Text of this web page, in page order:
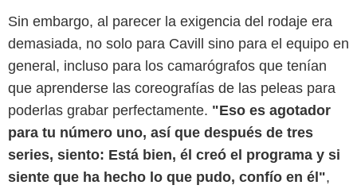
Sin embargo, al parecer la exigencia del rodaje era
demasiada, no solo para Cavill sino para el equipo en
general, incluso para los camarógrafos que tenían
que aprenderse las coreografías de las peleas para
poderlas grabar perfectamente. "Eso es agotador
para tu número uno, así que después de tres
series, siento: Está bien, él creó el programa y si
siente que ha hecho lo que pudo, confío en él",